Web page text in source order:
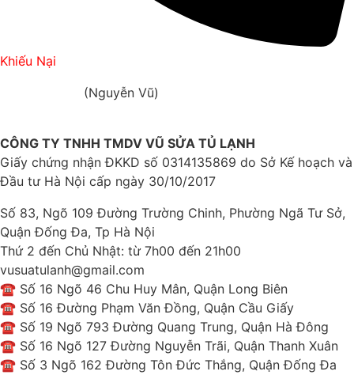
Khiếu Nại
(Nguyễn Vũ)
CÔNG TY TNHH TMDV VŨ SỬA TỦ LẠNH
Giấy chứng nhận ĐKKD số 0314135869 do Sở Kế hoạch và
Đầu tư Hà Nội cấp ngày 30/10/2017
Số 83, Ngõ 109 Đường Trường Chinh, Phường Ngã Tư Sở,
Quận Đống Đa, Tp Hà Nội
Thứ 2 đến Chủ Nhật: từ 7h00 đến 21h00
vusuatulanh@gmail.com
☎ Số 16 Ngõ 46 Chu Huy Mân, Quận Long Biên
☎ Số 16 Đường Phạm Văn Đồng, Quận Cầu Giấy
☎ Số 19 Ngõ 793 Đường Quang Trung, Quận Hà Đông
☎ Số 16 Ngõ 127 Đường Nguyễn Trãi, Quận Thanh Xuân
☎ Số 3 Ngõ 162 Đường Tôn Đức Thắng, Quận Đống Đa